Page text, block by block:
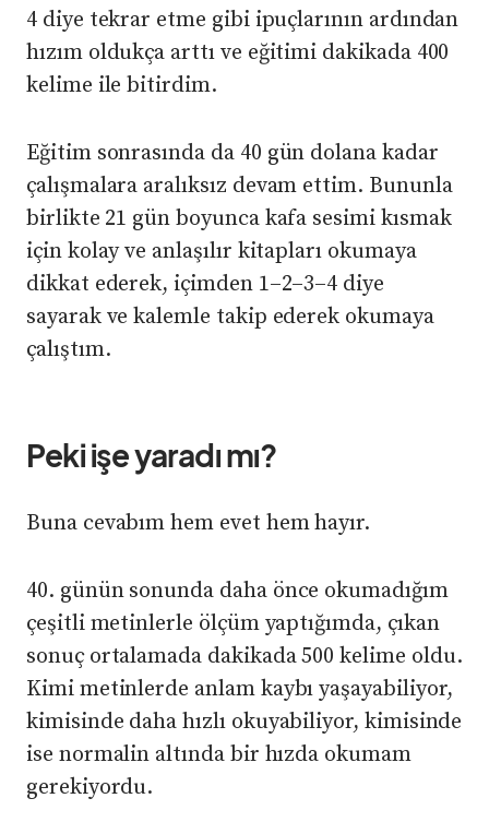
4 diye tekrar etme gibi ipuçlarının ardından
hızım oldukça arttı ve eğitimi dakikada 400
kelime ile bitirdim.
Eğitim sonrasında da 40 gün dolana kadar
çalışmalara aralıksız devam ettim. Bununla
birlikte 21 gün boyunca kafa sesimi kısmak
için kolay ve anlaşılır kitapları okumaya
dikkat ederek, içimden 1–2–3–4 diye
sayarak ve kalemle takip ederek okumaya
çalıştım.
Peki işe yaradı mı?
Buna cevabım hem evet hem hayır.
40. günün sonunda daha önce okumadığım
çeşitli metinlerle ölçüm yaptığımda, çıkan
sonuç ortalamada dakikada 500 kelime oldu.
Kimi metinlerde anlam kaybı yaşayabiliyor,
kimisinde daha hızlı okuyabiliyor, kimisinde
ise normalin altında bir hızda okumam
gerekiyordu.